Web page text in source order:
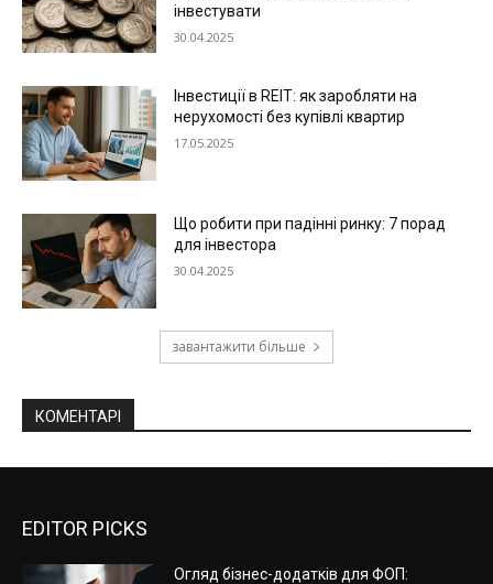
інвестувати
30.04.2025
Інвестиції в REIT: як заробляти на
нерухомості без купівлі квартир
17.05.2025
Що робити при падінні ринку: 7 порад
для інвестора
30.04.2025
завантажити більше
КОМЕНТАРІ
EDITOR PICKS
Огляд бізнес-додатків для ФОП: